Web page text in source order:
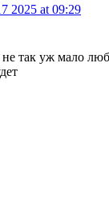
2025 at 09:29
так уж мало